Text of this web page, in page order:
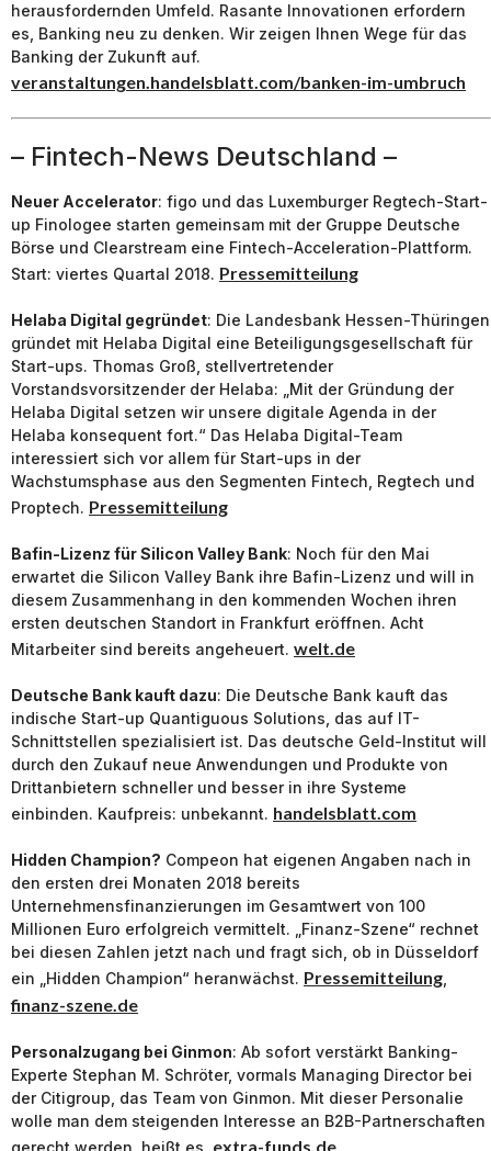
herausfordernden Umfeld. Rasante Innovationen erfordern
es, Banking neu zu denken. Wir zeigen Ihnen Wege für das
Banking der Zukunft auf.
veranstaltungen.handelsblatt.com/banken-im-umbruch
– Fintech-News Deutschland –
Neuer Accelerator: figo und das Luxemburger Regtech-Start-
up Finologee starten gemeinsam mit der Gruppe Deutsche
Börse und Clearstream eine Fintech-Acceleration-Plattform.
Start: viertes Quartal 2018. Pressemitteilung
Helaba Digital gegründet: Die Landesbank Hessen-Thüringen
gründet mit Helaba Digital eine Beteiligungsgesellschaft für
Start-ups. Thomas Groß, stellvertretender
Vorstandsvorsitzender der Helaba: „Mit der Gründung der
Helaba Digital setzen wir unsere digitale Agenda in der
Helaba konsequent fort.“ Das Helaba Digital-Team
interessiert sich vor allem für Start-ups in der
Wachstumsphase aus den Segmenten Fintech, Regtech und
Proptech. Pressemitteilung
Bafin-Lizenz für Silicon Valley Bank: Noch für den Mai
erwartet die Silicon Valley Bank ihre Bafin-Lizenz und will in
diesem Zusammenhang in den kommenden Wochen ihren
ersten deutschen Standort in Frankfurt eröffnen. Acht
Mitarbeiter sind bereits angeheuert. welt.de
Deutsche Bank kauft dazu: Die Deutsche Bank kauft das
indische Start-up Quantiguous Solutions, das auf IT-
Schnittstellen spezialisiert ist. Das deutsche Geld-Institut will
durch den Zukauf neue Anwendungen und Produkte von
Drittanbietern schneller und besser in ihre Systeme
einbinden. Kaufpreis: unbekannt. handelsblatt.com
Hidden Champion? Compeon hat eigenen Angaben nach in
den ersten drei Monaten 2018 bereits
Unternehmensfinanzierungen im Gesamtwert von 100
Millionen Euro erfolgreich vermittelt. „Finanz-Szene“ rechnet
bei diesen Zahlen jetzt nach und fragt sich, ob in Düsseldorf
ein „Hidden Champion“ heranwächst. Pressemitteilung,
finanz-szene.de
Personalzugang bei Ginmon: Ab sofort verstärkt Banking-
Experte Stephan M. Schröter, vormals Managing Director bei
der Citigroup, das Team von Ginmon. Mit dieser Personalie
wolle man dem steigenden Interesse an B2B-Partnerschaften
extra-funds.de